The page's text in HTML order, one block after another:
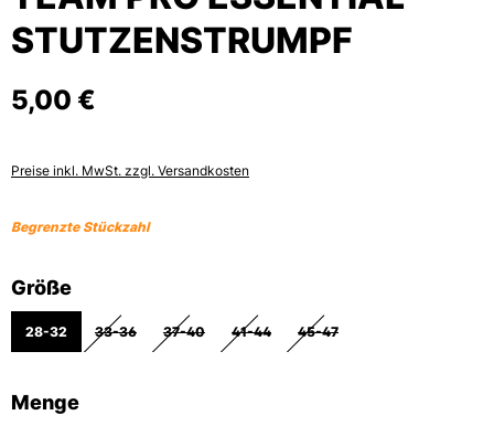
STUTZENSTRUMPF
5,00 €
Preise inkl. MwSt. zzgl. Versandkosten
Begrenzte Stückzahl
Größeauswählen
28-32 33-36
(DIESE OPTION IST ZURZEIT NICHT VERFÜGBAR.)
37-40
(DIESE OPTION IST ZURZEIT NICHT VERFÜGBAR.)
41-44
(DIESE OPTION IST ZURZEIT NICHT
45-47
Menge